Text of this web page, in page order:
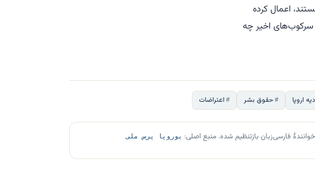
اعمال کرده
سرکوب‌های اخیر چه
اروپا حقوق بشر اعتراضات
فارسی‌زبان بازتنظیم شده. منبع اصلی: یوروپا پرس ملی